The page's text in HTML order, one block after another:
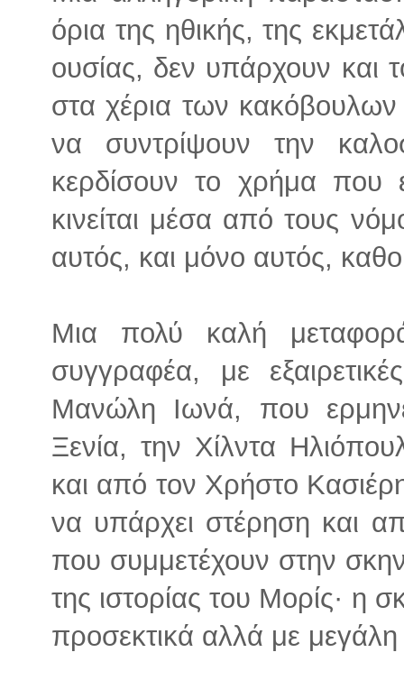
όρια της ηθικής, της
ουσίας, δεν υπάρχουν και
στα χέρια των
να συντρίψουν την
κερδίσουν το χρήμα που
κινείται μέσα από τους
αυτός, και μόνο αυτός,
Μια πολύ καλή
συγγραφέα, με
Μανώλη Ιωνά, που
Ξενία, την Χίλντα
και από τον Χρήστο
να υπάρχει στέρηση και
που συμμετέχουν στην
της ιστορίας του Μορίς· η
προσεκτικά αλλά με μεγάλη